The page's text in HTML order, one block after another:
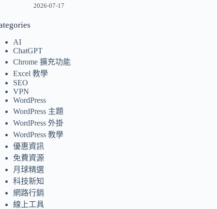
2026-07-17
AI
ChatGPT
Chrome 擴充功能
Excel 教學
SEO
VPN
WordPress
WordPress 主題
WordPress 外掛
WordPress 教學
優惠資訊
免費資源
月球精選
科技新知
網路行銷
線上工具